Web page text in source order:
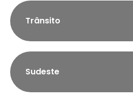
Trânsito
Sudeste